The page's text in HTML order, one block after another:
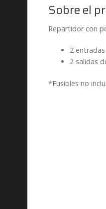
Sobre el
Repartidor con
2
2 salidas
*Fusibles no